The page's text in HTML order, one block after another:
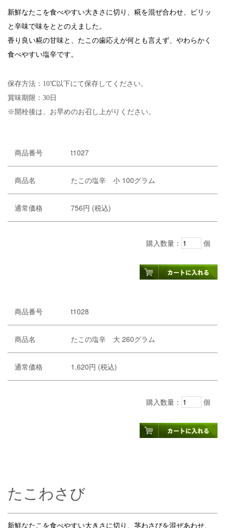
新鮮なたこを食べやすい大きさに切り、糀を混ぜ合わせ、ピリッ
と辛味で味をととのえました。
香り良い糀の甘味と、たこの歯応えが何とも言えず、やわらかく
食べやすい塩辛です。
保存方法：10℃以下にて保存してください。
賞味期限：30日
※開栓後は、お早めのお召し上がりください。
商品番号 t1027
商品名 たこの塩辛 小 100グラム
通常価格 756円 (税込)
購入数量： 個
商品番号 t1028
商品名 たこの塩辛 大 260グラム
通常価格 1,620円 (税込)
購入数量： 個
たこわさび
新鮮なたこを食べやすい大きさに切り、茎わさびを混ぜあわせ、